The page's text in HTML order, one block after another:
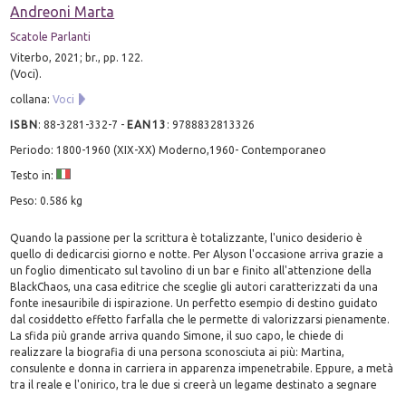
Andreoni Marta
Scatole Parlanti
Viterbo, 2021; br., pp. 122.
(Voci).
collana:Voci
ISBN:88-3281-332-7 - EAN13 :9788832813326
Periodo: 1800-1960 (XIX-XX) Moderno,1960- Contemporaneo
Testo in:
Peso: 0.586 kg
Quando la passione per la scrittura è totalizzante, l'unico desiderio è
quello di dedicarcisi giorno e notte. Per Alyson l'occasione arriva grazie a
un foglio dimenticato sul tavolino di un bar e finito all'attenzione della
BlackChaos, una casa editrice che sceglie gli autori caratterizzati da una
fonte inesauribile di ispirazione. Un perfetto esempio di destino guidato
dal cosiddetto effetto farfalla che le permette di valorizzarsi pienamente.
La sfida più grande arriva quando Simone, il suo capo, le chiede di
realizzare la biografia di una persona sconosciuta ai più: Martina,
consulente e donna in carriera in apparenza impenetrabile. Eppure, a metà
tra il reale e l'onirico, tra le due si creerà un legame destinato a segnare